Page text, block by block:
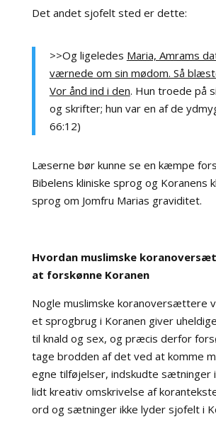
Det andet sjofelt sted er dette:
>>Og ligeledes Maria, Amrams
værnede om sin mødom. Så
Vor ånd ind i den. Hun troede på
og skrifter; hun var en af de
66:12)
Læserne bør kunne se en kæmpe
Bibelens kliniske sprog og Koranens
sprog om Jomfru Marias graviditet.
Hvordan muslimske
at forskønne Koranen
Nogle muslimske koranoversættere
et sprogbrug i Koranen giver
til knald og sex, og præcis derfor
tage brodden af det ved at komme
egne tilføjelser, indskudte sætninger
lidt kreativ omskrivelse af
ord og sætninger ikke lyder sjofelt i